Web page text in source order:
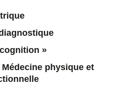
»
physique et